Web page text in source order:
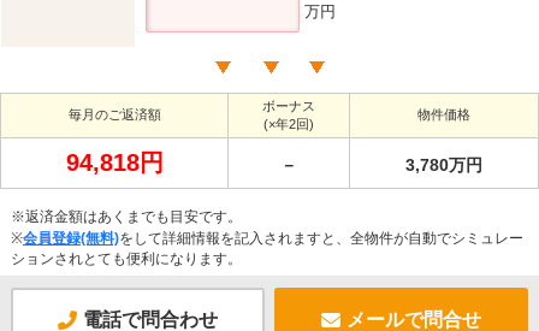
万円
毎月のご返済額
ボーナス
(×年2回)
物件価格
94,818円 － 3,780万円
※返済金額はあくまでも目安です。
※会員登録(無料)をして詳細情報を記入されますと、全物件が自動でシミュレー
ションされとても便利になります。
電話で問合わせ メールで問合せ